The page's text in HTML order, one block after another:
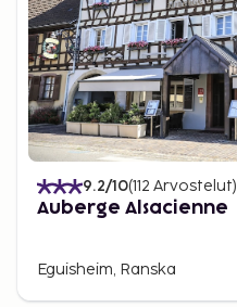
9.2/10(112 Arvostelut)
Auberge Alsacienne
Eguisheim, Ranska